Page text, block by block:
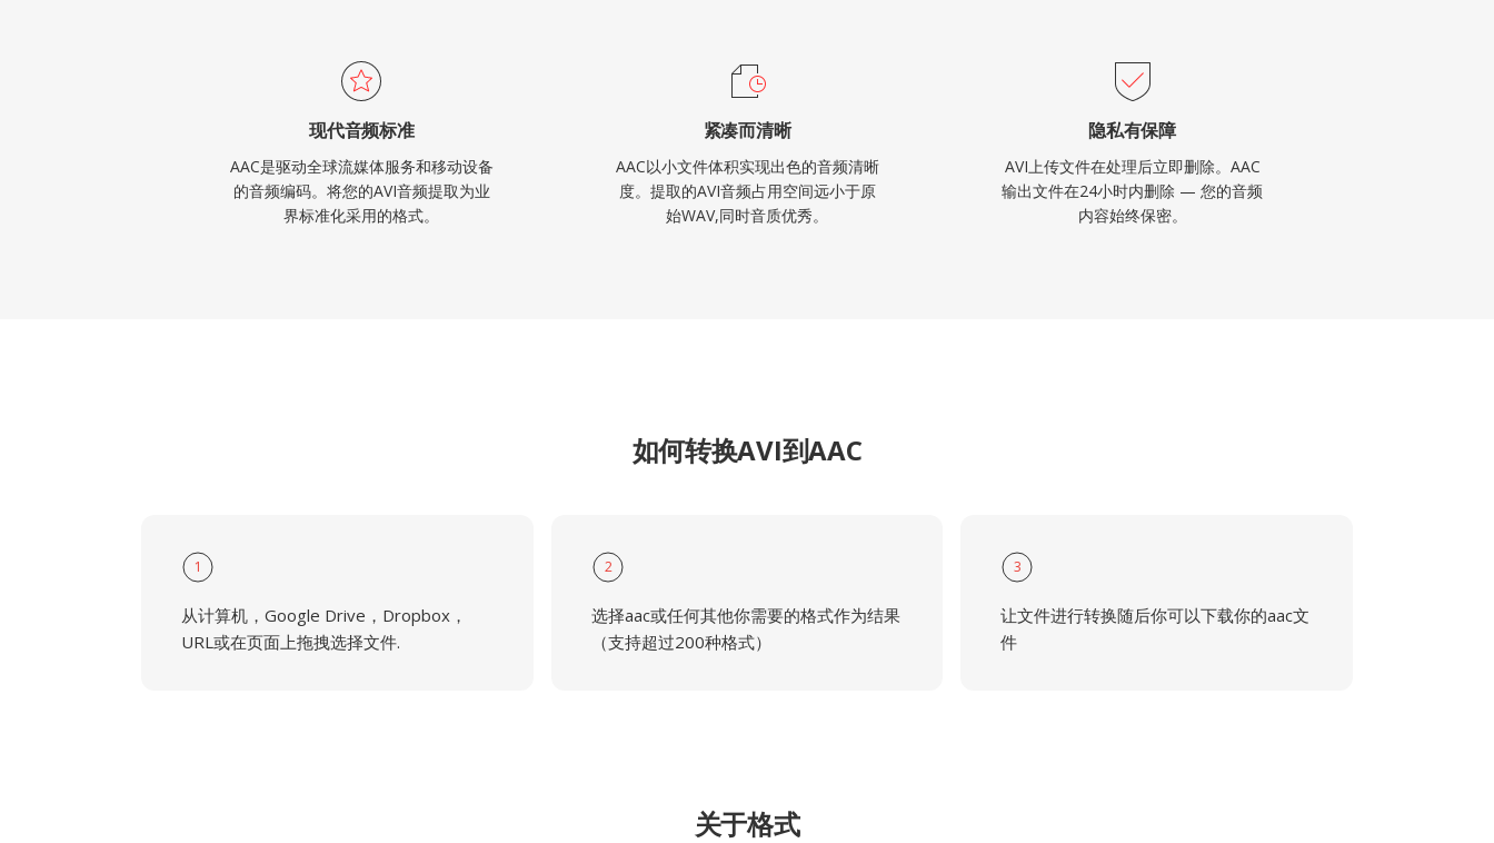
现代音频标准
AAC是驱动全球流媒体服务和移动设备
的音频编码。将您的AVI音频提取为业
界标准化采用的格式。
紧凑而清晰
AAC以小文件体积实现出色的音频清晰
度。提取的AVI音频占用空间远小于原
始WAV,同时音质优秀。
隐私有保障
AVI上传文件在处理后立即删除。AAC
输出文件在24小时内删除 — 您的音频
内容始终保密。
如何转换AVI到AAC
1
从计算机，Google Drive，Dropbox，
URL或在页面上拖拽选择文件.
2
选择aac或任何其他你需要的格式作为结果
（支持超过200种格式）
3
让文件进行转换随后你可以下载你的aac文
件
关于格式